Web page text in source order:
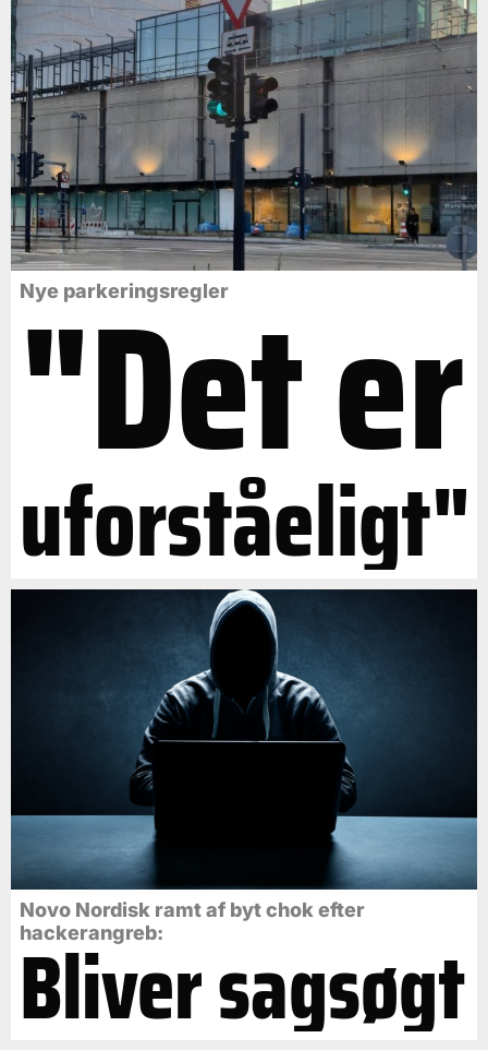
Nye parkeringsregler
"Det er
uforståeligt"
Novo Nordisk ramt af byt chok efter
hackerangreb:
Bliver sagsøgt